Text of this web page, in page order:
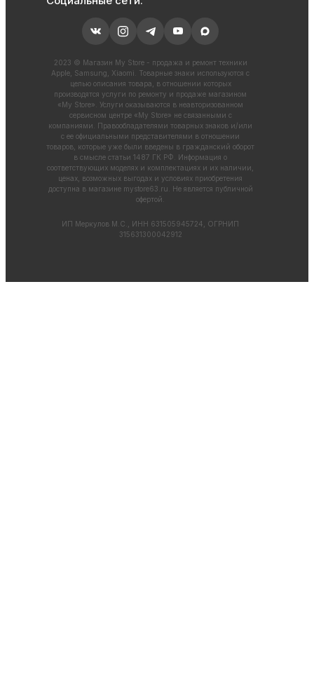
2023 © Магазин My Store - продажа и ремонт техники
Apple, Samsung, Xiaomi. Товарные знаки используются с
целью описания товара, в отношении которых
производятся услуги по ремонту и продаже магазином
«My Store». Услуги оказываются в неавторизованном
сервисном центре «My Store» не связанными с
компаниями. Правообладателями товарных знаков и/или
с ее официальными представителями в отношении
товаров, которые уже были введены в гражданский оборот
в смысле статьи 1487 ГК РФ. Информация о
соответствующих моделях и комплектациях и их наличии,
ценах, возможных выгодах и условиях приобретения
доступна в магазине mystore63.ru . Не является публичной
офертой.
ИП Меркулов М.С., ИНН 631505945724, ОГРНИП
315631300042912